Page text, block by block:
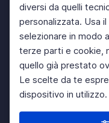
diversi da quelli
personalizzata. Usa
selezionare in modo
terze parti e cookie,
quello già prestato
Le scelte da te
dispositivo in utilizzo.